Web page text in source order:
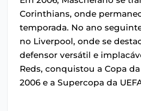
Corinthians, onde
temporada. No ano
no Liverpool, onde se
defensor versátil e
Reds, conquistou a Copa
2006 e a Supercopa da